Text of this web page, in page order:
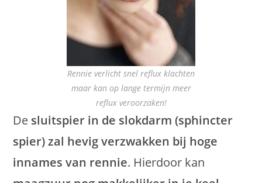
Rennie verlicht snel reflux klachten
maar kan op lange termijn meer
reflux veroorzaken!
De sluitspier in de slokdarm (sphincter
spier) zal hevig verzwakken bij hoge
innames van rennie. Hierdoor kan